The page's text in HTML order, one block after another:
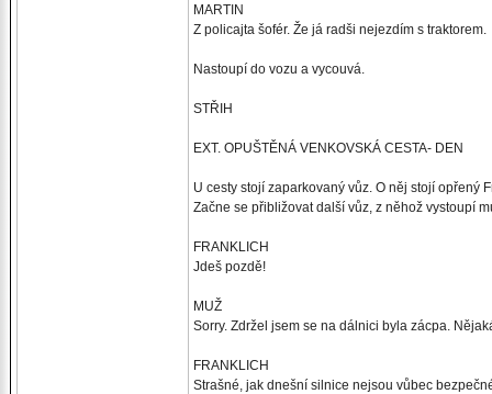
MARTIN
Z policajta šofér. Že já radši nejezdím s traktorem.
Nastoupí do vozu a vycouvá.
STŘIH
EXT. OPUŠTĚNÁ VENKOVSKÁ CESTA- DEN
U cesty stojí zaparkovaný vůz. O něj stojí opřený
Začne se přibližovat další vůz, z něhož vystoupí
FRANKLICH
Jdeš pozdě!
MUŽ
Sorry. Zdržel jsem se na dálnici byla zácpa.
FRANKLICH
Strašné, jak dnešní silnice nejsou vůbec